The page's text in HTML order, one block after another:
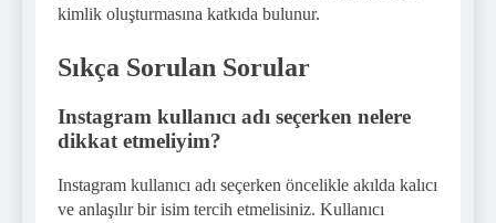
kimlik oluşturmasına katkıda bulunur.
Sıkça Sorulan Sorular
Instagram kullanıcı adı seçerken nelere
dikkat etmeliyim?
Instagram kullanıcı adı seçerken öncelikle akılda kalıcı
ve anlaşılır bir isim tercih etmelisiniz. Kullanıcı